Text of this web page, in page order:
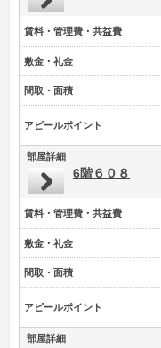
賃料・管理費・共益費
敷金・礼金
間取・面積
アピールポイント
部屋詳細
6階６０８
賃料・管理費・共益費
敷金・礼金
間取・面積
アピールポイント
部屋詳細